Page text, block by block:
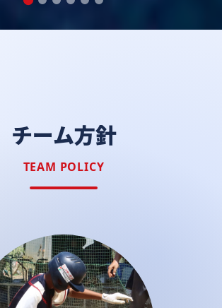
チーム方針
TEAM POLICY